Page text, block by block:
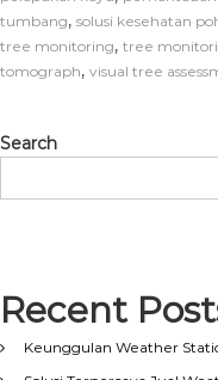
tumbang, solusi kesehatan
tree monitoring, tree
tomograph, visual tree
Search
Recent
Keunggulan Weather